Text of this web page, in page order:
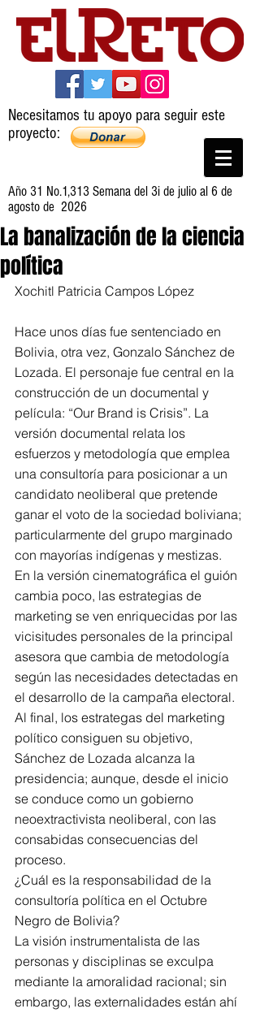
Necesitamos tu apoyo para seguir este
proyecto:
Año 31 No.1,313 Semana del 3i de julio al 6 de
agosto de 2026
La banalización de la ciencia
política
Xochitl Patricia Campos López
Hace unos días fue sentenciado en
Bolivia, otra vez, Gonzalo Sánchez de
Lozada. El personaje fue central en la
construcción de un documental y
película: “Our Brand is Crisis”. La
versión documental relata los
esfuerzos y metodología que emplea
una consultoría para posicionar a un
candidato neoliberal que pretende
ganar el voto de la sociedad boliviana;
particularmente del grupo marginado
con mayorías indígenas y mestizas.
En la versión cinematográfica el guión
cambia poco, las estrategias de
marketing se ven enriquecidas por las
vicisitudes personales de la principal
asesora que cambia de metodología
según las necesidades detectadas en
el desarrollo de la campaña electoral.
Al final, los estrategas del marketing
político consiguen su objetivo,
Sánchez de Lozada alcanza la
presidencia; aunque, desde el inicio
se conduce como un gobierno
neoextractivista neoliberal, con las
consabidas consecuencias del
proceso.
¿Cuál es la responsabilidad de la
consultoría política en el Octubre
Negro de Bolivia?
La visión instrumentalista de las
personas y disciplinas se exculpa
mediante la amoralidad racional; sin
embargo, las externalidades están ahí